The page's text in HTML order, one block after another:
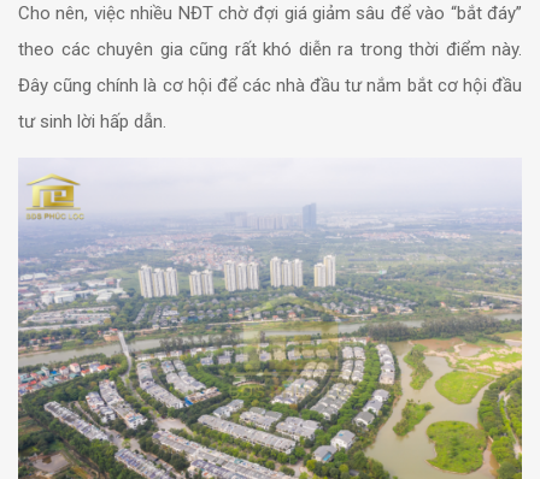
Cho nên, việc nhiều NĐT chờ đợi giá giảm sâu để vào “bắt đáy”
theo các chuyên gia cũng rất khó diễn ra trong thời điểm này.
Đây cũng chính là cơ hội để các nhà đầu tư nắm bắt cơ hội đầu
tư sinh lời hấp dẫn.